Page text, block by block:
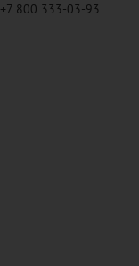
+7 800 333-03-93